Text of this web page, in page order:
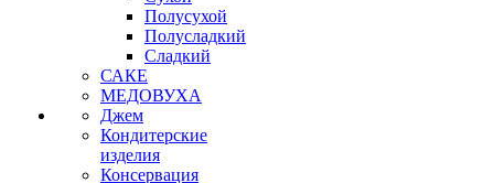
Полусухой
Полусладкий
Сладкий
САКЕ
МЕДОВУХА
Джем
Кондитерские
изделия
Консервация